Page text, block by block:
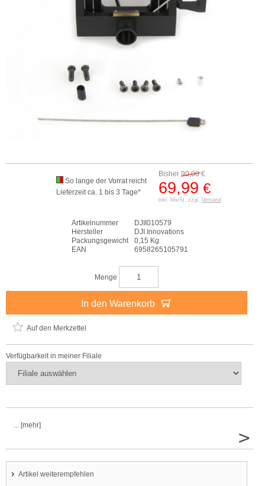
Bisher 90,00€
69,99 €
inkl. MwSt. zzgl. Versand
So lange der Vorrat reicht
Lieferzeit ca. 1 bis 3 Tage*
Artikelnummer
DJII010579
Hersteller
DJI Innovations
Packungsgewicht
0,15 Kg
EAN
6958265105791
Menge
In den Warenkorb
Auf den Merkzettel
Verfügbarkeit in meiner Filiale
... [mehr]
>
Artikel weiterempfehlen